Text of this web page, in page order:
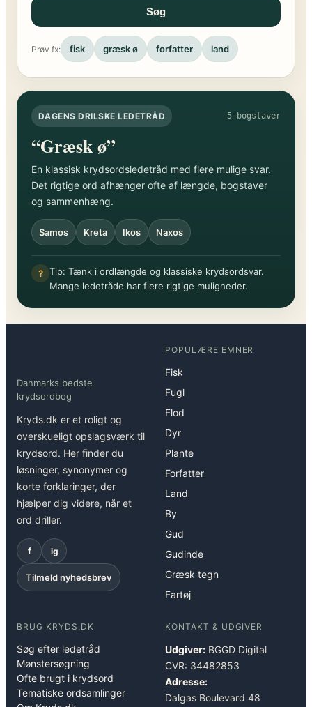
Søg
Prøv fx: fisk græsk ø forfatter land
DAGENS DRILSKE LEDETRÅD 5 bogstaver
“Græsk ø”
En klassisk krydsordsledetråd med flere mulige svar.
Det rigtige ord afhænger ofte af længde, bogstaver
og sammenhæng.
Samos Kreta Ikos Naxos
? Tip: Tænk i ordlængde og klassiske krydsordsvar.
Mange ledetråde har flere rigtige muligheder.
Danmarks bedste
krydsordbog
Kryds.dk er et roligt og
overskueligt opslagsværk til
krydsord. Her finder du
løsninger, synonymer og
korte forklaringer, der
hjælper dig videre, når et
ord driller.
f ig
Tilmeld nyhedsbrev
POPULÆRE EMNER
Fisk
Fugl
Flod
Dyr
Plante
Forfatter
Land
By
Gud
Gudinde
Græsk tegn
Fartøj
BRUG KRYDS.DK
Søg efter ledetråd
Mønstersøgning
Ofte brugt i krydsord
Tematiske ordsamlinger
KONTAKT & UDGIVER
Udgiver: BGGD Digital
CVR: 34482853
Adresse:
Dalgas Boulevard 48